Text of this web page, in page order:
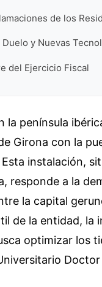
de los
y Nuevas
del Ejercicio Fiscal
la península
Girona con la
instalación,
responde a la
la capital
de la entidad, la
optimizar los